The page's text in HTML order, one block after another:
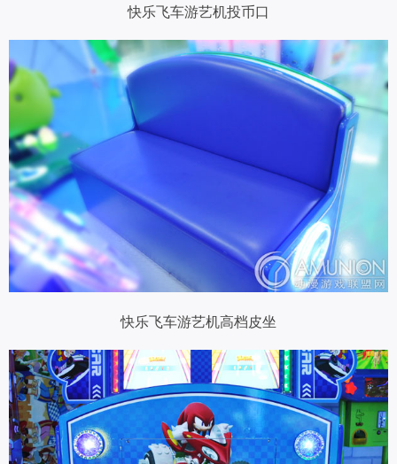
快乐飞车游艺机投币口
快乐飞车游艺机高档皮坐